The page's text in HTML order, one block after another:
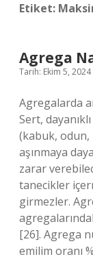
Etiket:
Agrega
Tarih: Ekim 5, 2024
Agregalarda
Sert,
(kabuk, odun,
aşınmaya
zarar
tanecikler
girmezler.
[26]. Agrega
emilim oranı